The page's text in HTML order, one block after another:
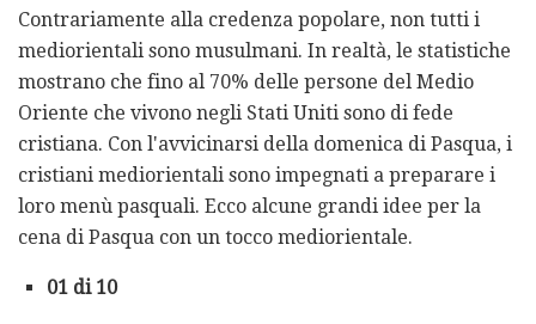
Contrariamente alla credenza popolare, non tutti i
mediorientali sono musulmani. In realtà, le statistiche
mostrano che fino al 70% delle persone del Medio
Oriente che vivono negli Stati Uniti sono di fede
cristiana. Con l'avvicinarsi della domenica di Pasqua, i
cristiani mediorientali sono impegnati a preparare i
loro menù pasquali. Ecco alcune grandi idee per la
cena di Pasqua con un tocco mediorientale.
01 di 10